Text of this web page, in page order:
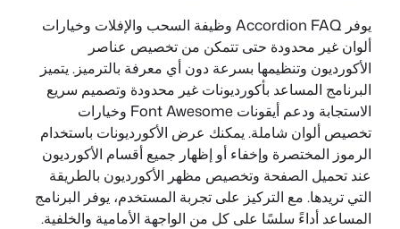
يوفر Accordion FAQ وظيفة السحب والإفلات وخيارات
ألوان غير محدودة حتى تتمكن من تخصيص عناصر
الأكورديون وتنظيمها بسرعة دون أي معرفة بالترميز. يتميز
البرنامج المساعد بأكورديونات غير محدودة وتصميم سريع
الاستجابة ودعم أيقونات Font Awesome وخيارات
تخصيص ألوان شاملة. يمكنك عرض الأكورديونات باستخدام
الرموز المختصرة وإخفاء أو إظهار جميع أقسام الأكورديون
عند تحميل الصفحة وتخصيص مظهر الأكورديون بالطريقة
التي تريدها. مع التركيز على تجربة المستخدم، يوفر البرنامج
المساعد أداءً سلسًا على كل من الواجهة الأمامية والخلفية.